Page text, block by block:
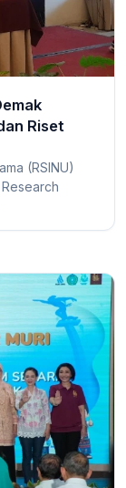
Riset
(RSINU)